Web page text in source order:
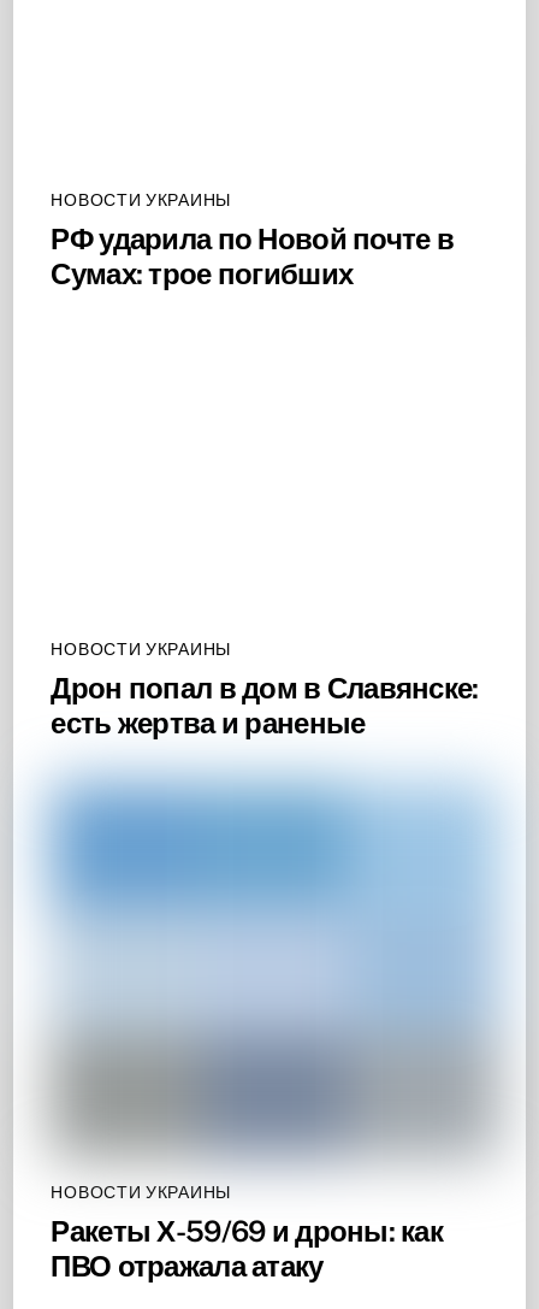
НОВОСТИ УКРАИНЫ
РФ ударила по Новой почте в
Сумах: трое погибших
НОВОСТИ УКРАИНЫ
Дрон попал в дом в Славянске:
есть жертва и раненые
НОВОСТИ УКРАИНЫ
Ракеты Х-59/69 и дроны: как
ПВО отражала атаку